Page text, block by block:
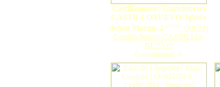
Castillonuevo / Gazteluberri
CASTILLONUEVO. Iglesia
deSan Martín. 2 nuevo (MCM)
Castillo-Nuevo CASTILLO-
NUEVO
Comentarios: 0